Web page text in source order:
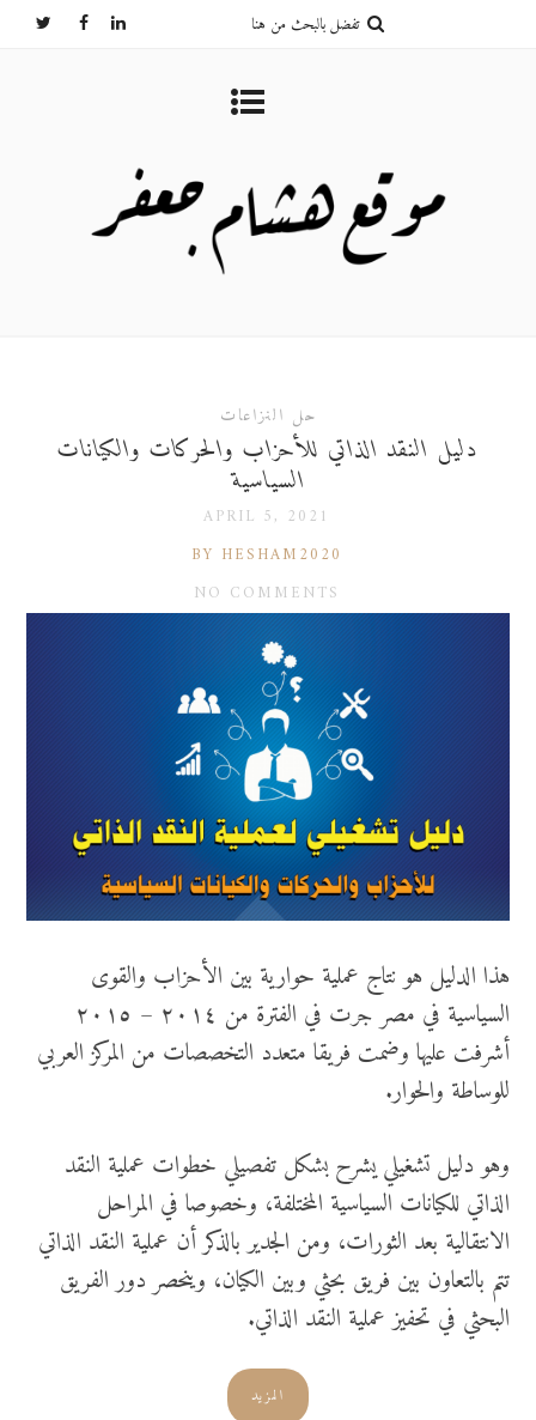
حل النزاعات
دليل النقد الذاتي للأحزاب والحركات والكيانات
السياسية
APRIL 5, 2021
BY HESHAM2020
NO COMMENTS
هذا الدليل هو نتاج عملية حوارية بين الأحزاب والقوى
السياسية في مصر جرت في الفترة من ٢٠١٤ – ٢٠١٥
أشرفت عليها وضمت فريقا متعدد التخصصات من المركز العربي
للوساطة والحوار.
وهو دليل تشغيلي يشرح بشكل تفصيلي خطوات عملية النقد
الذاتي للكيانات السياسية المختلفة، وخصوصا في المراحل
الانتقالية بعد الثورات، ومن الجدير بالذكر أن عملية النقد الذاتي
تتم بالتعاون بين فريق بحثي وبين الكيان، وينحصر دور الفريق
البحثي في تحفيز عملية النقد الذاتي.
المزيد